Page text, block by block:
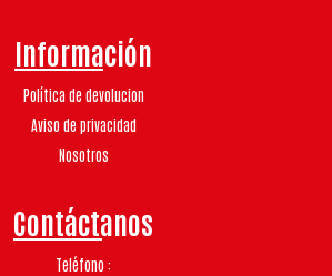
Información
Política de devolucion
Aviso de privacidad
Nosotros
Contáctanos
Teléfono